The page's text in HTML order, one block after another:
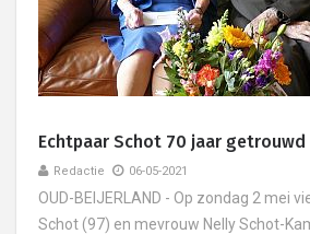
Echtpaar Schot 70 jaar getrouwd
Redactie 06-05-2021
OUD-BEIJERLAND - Op zondag 2 mei
Schot (97) en mevrouw Nelly Schot-